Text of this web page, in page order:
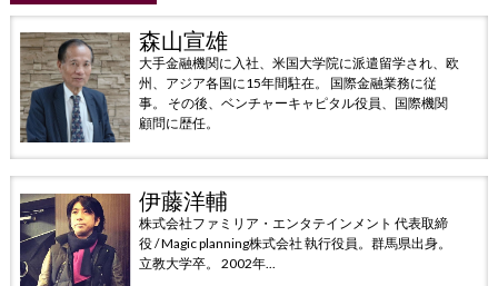
森山宣雄
大手金融機関に入社、米国大学院に派遣留学され、欧
州、アジア各国に15年間駐在。 国際金融業務に従
事。 その後、ベンチャーキャピタル役員、国際機関
顧問に歴任。
伊藤洋輔
株式会社ファミリア・エンタテインメント 代表取締
役 / Magic planning株式会社 執行役員。群馬県出身。
立教大学卒。 2002年...